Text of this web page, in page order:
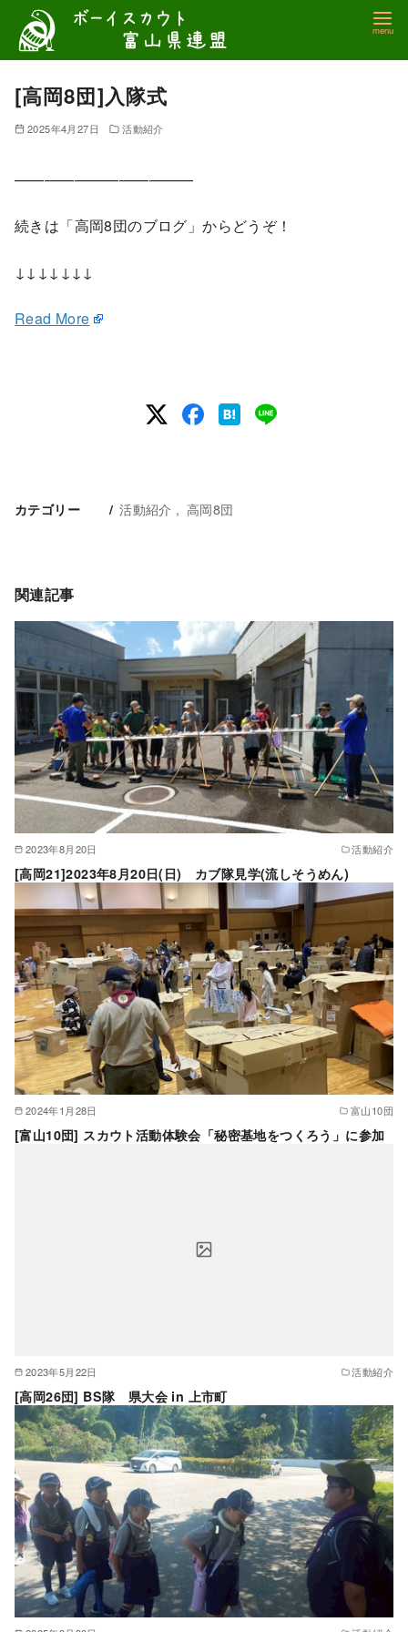
テ
[高岡8団]入隊式
2025年4月27日 活動紹介
————————————
続きは「高岡8団のブログ」からどうぞ！
↓↓↓↓↓↓↓
Read More
カテゴリー 活動紹介 高岡8団
関連記事
2023年8月20日 活動紹介
[高岡21]2023年8月20日(日) カブ隊見学(流しそうめん)
2024年1月28日 富山10団
[富山10団] スカウト活動体験会「秘密基地をつくろう」に参加
2023年5月22日 活動紹介
[高岡26団] BS隊 県大会 in 上市町